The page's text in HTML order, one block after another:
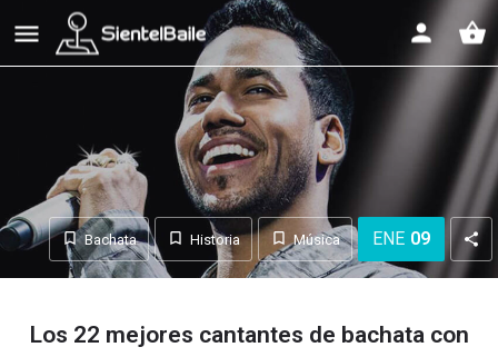
shopping_basket
Bachata Historia Música ENE 09
Los 22 mejores cantantes de bachata con